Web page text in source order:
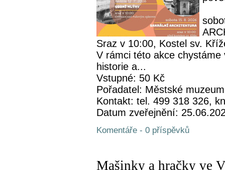
Sraz v 10:00, Kostel sv.
V rámci této akce
historie a...
Vstupné: 50 Kč
Pořadatel: Městské
Kontakt: tel. 499 318 326,
Datum zveřejnění:
Komentáře - 0 příspěvků
Mašinky a hračky ve